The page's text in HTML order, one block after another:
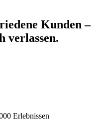
Kunden –
verlassen.
Erlebnissen